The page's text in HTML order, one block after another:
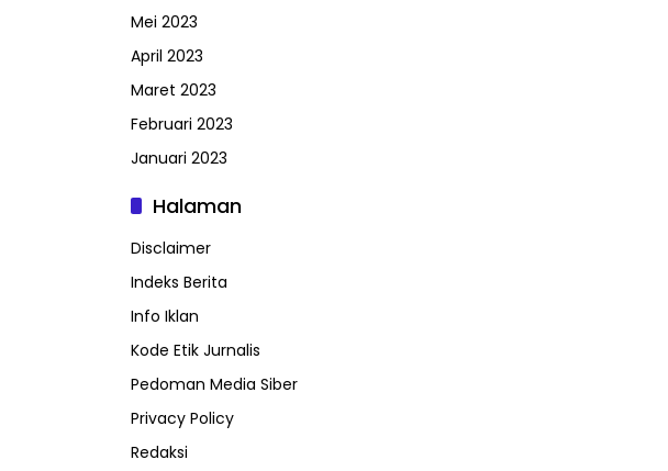
Mei 2023
April 2023
Maret 2023
Februari 2023
Januari 2023
Halaman
Disclaimer
Indeks Berita
Info Iklan
Kode Etik Jurnalis
Pedoman Media Siber
Privacy Policy
Redaksi